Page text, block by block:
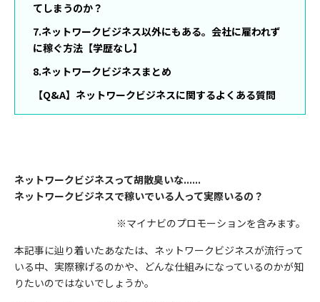
てしまうのか？
7.ネットワークビジネス以外にもある。会社に雇われず
に稼ぐ方法【学歴なし】
8.ネットワークビジネスまとめ
【Q&A】ネットワークビジネスに関するよくある質問
ネットワークビジネスって胡散臭いな......
ネットワークビジネスで稼いでいる人って実際いるの？
※マイナビのプロモーションを含みます。
本記事に辿り着いたあなたは、ネットワークビジネスが流行って
いる中、実際稼げるのかや、どんな仕組みになっているのかが知
りたいのではないでしょうか。